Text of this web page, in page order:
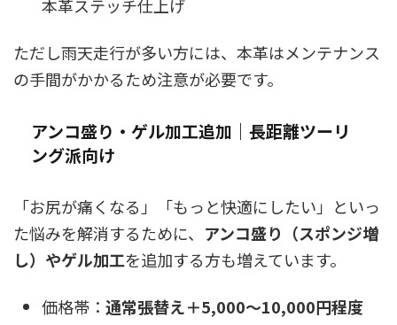
本革ステッチ仕上げ
ただし雨天走行が多い方には、本革はメンテナンス
の手間がかかるため注意が必要です。
アンコ盛り・ゲル加工追加｜長距離ツーリ
ング派向け
「お尻が痛くなる」「もっと快適にしたい」といっ
た悩みを解消するために、 アンコ盛り（スポンジ増
し）やゲル加工を追加する方も増えています。
価格帯： 通常張替え＋5,000〜10,000円程度